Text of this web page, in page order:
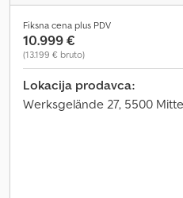
Fiksna cena plus PDV
10.999 €
(13.199 € bruto)
Lokacija prodavca:
Werksgelände 27, 5500